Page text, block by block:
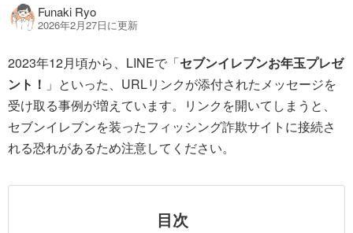
Funaki Ryo
2026年2月27日に更新
2023年12月頃から、LINEで「セブンイレブンお年玉プレゼ
ント！ 」といった、URLリンクが添付されたメッセージを
受け取る事例が増えています。リンクを開いてしまうと、
セブンイレブンを装ったフィッシング詐欺サイトに接続さ
れる恐れがあるため注意してください。
目次